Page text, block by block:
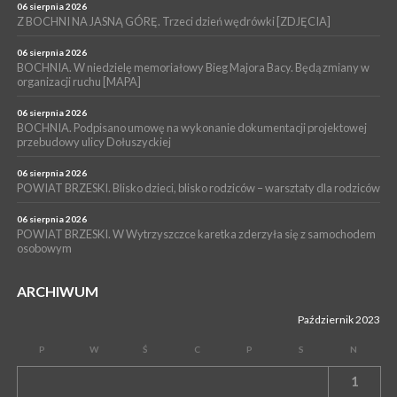
WYDARZENIA
BOCHNIA. Rusza Gospelowe Lato. To będą cztery dni radosnej
muzyki [PROGRAM KONCERTÓW]
06 sierpnia 2026
Z BOCHNI NA JASNĄ GÓRĘ. Trzeci dzień wędrówki [ZDJĘCIA]
06 sierpnia 2026
BOCHNIA. W niedzielę memoriałowy Bieg Majora Bacy. Będą zmiany w
organizacji ruchu [MAPA]
06 sierpnia 2026
BOCHNIA. Podpisano umowę na wykonanie dokumentacji projektowej
przebudowy ulicy Dołuszyckiej
06 sierpnia 2026
POWIAT BRZESKI. Blisko dzieci, blisko rodziców – warsztaty dla rodziców
06 sierpnia 2026
POWIAT BRZESKI. W Wytrzyszczce karetka zderzyła się z samochodem
osobowym
ARCHIWUM
Październik 2023
P W Ś C P S N
1